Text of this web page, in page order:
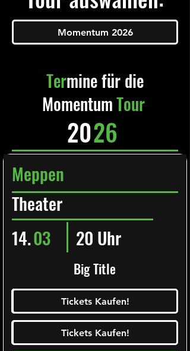
Momentum 2026
Termine für die
MomentumTour
2026
Meppen
Theater
Big Title
14.03 20 Uhr
Tickets Kaufen!
Ticketalarm abonieren!
Tickets Kaufen!
Tickets Kaufen!
Tickets Kaufen!